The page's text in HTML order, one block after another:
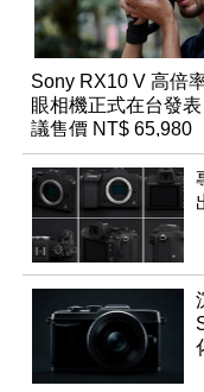
Sony RX10 V 高倍
眼相機正式在台發
議售價 NT$ 65,980